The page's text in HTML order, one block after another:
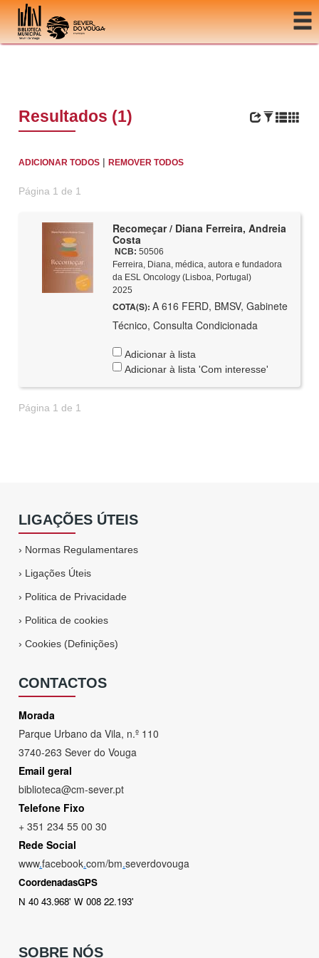
Ir para o conteúdo
Resultados (1)
ADICIONAR TODOS |REMOVER TODOS
Página 1 de 1
Recomeçar / Diana Ferreira, Andreia
Costa
NCB: 50506
Ferreira, Diana, médica, autora e fundadora
da ESL Oncology (Lisboa, Portugal)
2025
COTA(S): A 616 FERD, BMSV, Gabinete
Técnico, Consulta Condicionada
Adicionar à lista
Adicionar à lista 'Com interesse'
Página 1 de 1
LIGAÇÕES ÚTEIS
› Normas Regulamentares
› Ligações Úteis
› Politica de Privacidade
› Politica de cookies
›Cookies (Definições)
CONTACTOS
Morada
Parque Urbano da Vila, n.º 110
3740-263 Sever do Vouga
Email geral
biblioteca@cm-sever.pt
Telefone Fixo
+ 351 234 55 00 30
Rede Social
www.facebook.com/bm.severdovouga
CoordenadasGPS
N 40 43.968' W 008 22.193'
SOBRE NÓS